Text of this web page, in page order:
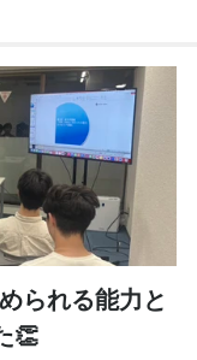
られる能力と
👏